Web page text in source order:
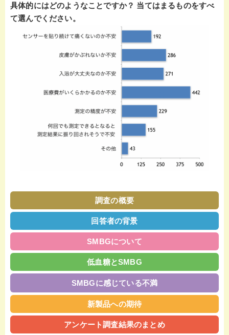
具体的にはどのようなことですか？ 当てはまるものをすべ
て選んでください。
調査の概要
回答者の背景
SMBGについて
低血糖とSMBG
SMBGに感じている不満
新製品への期待
アンケート調査結果のまとめ